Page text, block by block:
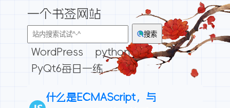
一个书签网站
搜索
WordPress
python
PyQt6每日一练
什么是ECMAScript，与